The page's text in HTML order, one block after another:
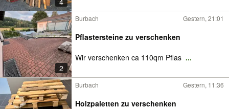
2
Burbach Gestern, 21:01
Pflastersteine zu verschenken
Wir verschenken ca 110qm Pflas ...
Burbach Gestern, 11:36
Holzpaletten zu verschenken